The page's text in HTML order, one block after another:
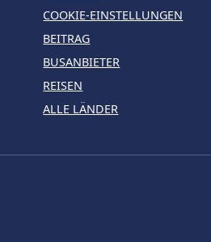
COOKIE-EINSTELLUNGEN
BEITRAG
BUSANBIETER
REISEN
ALLE LÄNDER